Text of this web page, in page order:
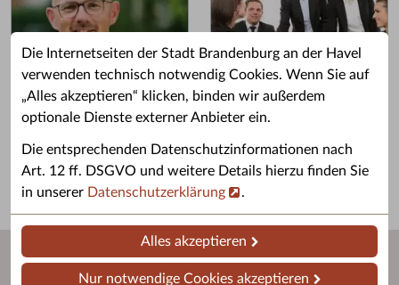
Die Internetseiten der Stadt Brandenburg an der Havel
verwenden technisch notwendig Cookies. Wenn Sie auf
„Alles akzeptieren“ klicken, binden wir außerdem
optionale Dienste externer Anbieter ein.
Die entsprechenden Datenschutzinformationen nach
Art. 12 ff. DSGVO und weitere Details hierzu finden Sie
in unserer Datenschutzerklärung .
Alles akzeptieren
Nur notwendige Cookies akzeptieren
Grußwort des OB